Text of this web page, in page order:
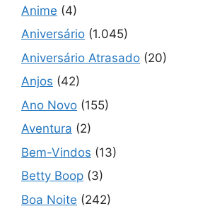
Anime (4)
Aniversário (1.045)
Aniversário Atrasado (20)
Anjos (42)
Ano Novo (155)
Aventura (2)
Bem-Vindos (13)
Betty Boop (3)
Boa Noite (242)